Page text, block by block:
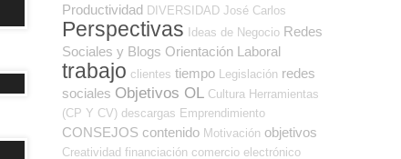
Productividad DIVERSIDAD José Carlos
Perspectivas Ideas de Negocio Redes
Sociales y Blogs Orientación Laboral
trabajo clientes tiempo Legislación redes
sociales Objetivos OL Cultura Herramientas
(CP Y CV) descargas Emprendimiento
CONSEJOS contenido Motivación objetivos
Creatividad financiación comercio electrónico